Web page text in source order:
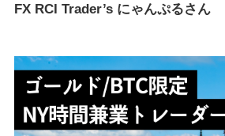
FX RCI Trader’s にゃんぷるさん